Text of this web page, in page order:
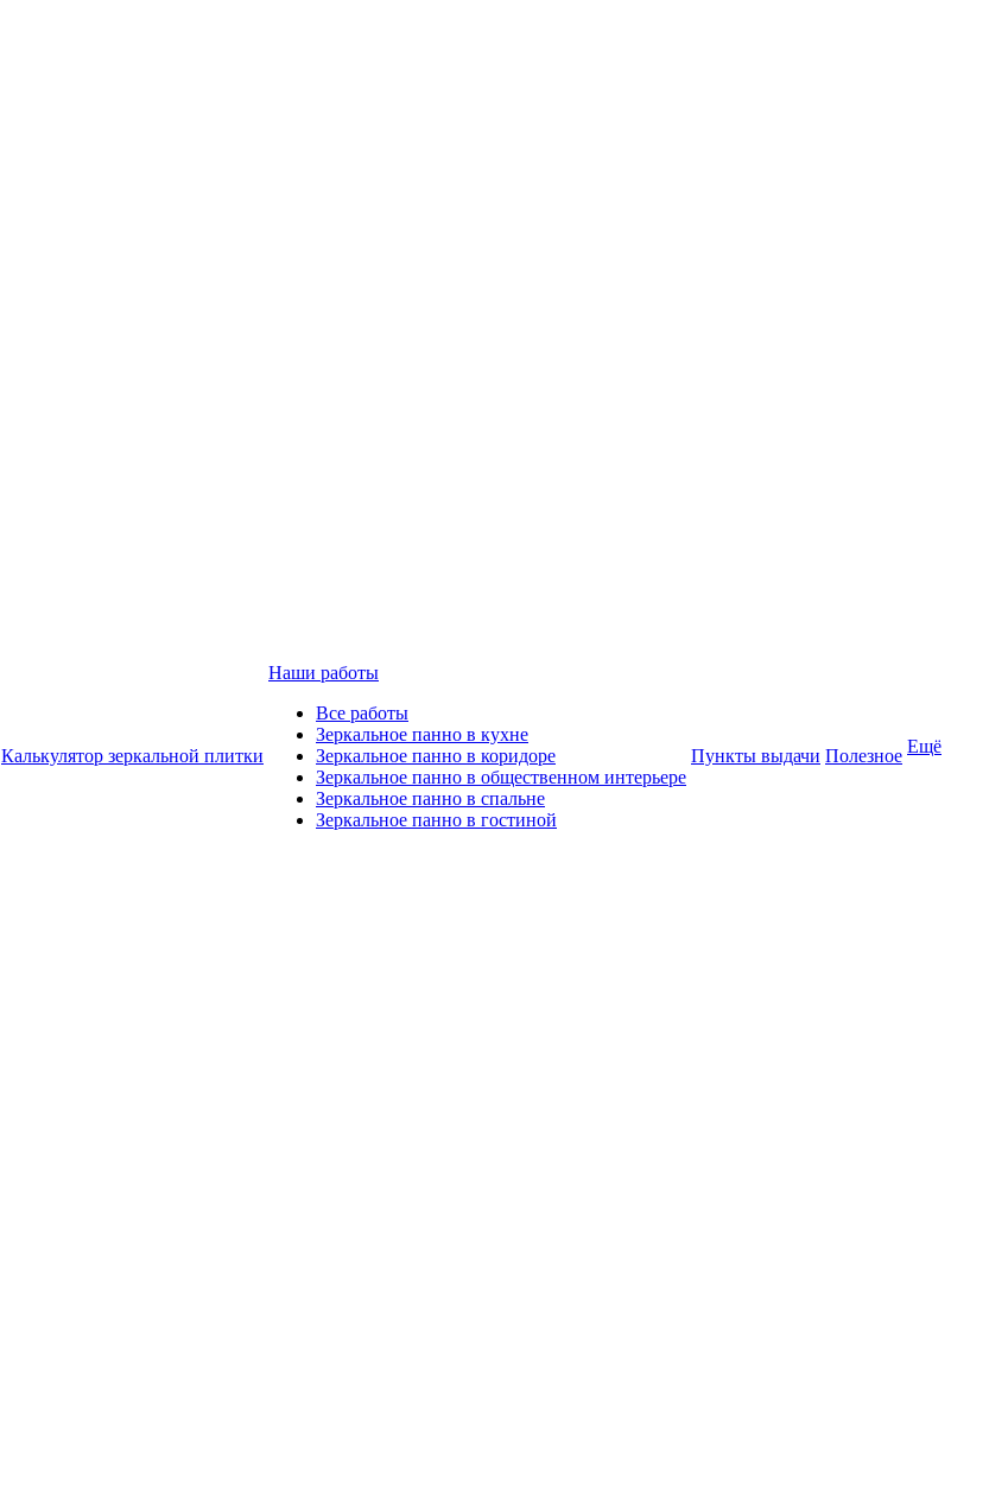
Калькулятор зеркальной плитки
Наши работы
Все работы
Зеркальное панно в кухне
Зеркальное панно в коридоре
Зеркальное панно в общественном интерьере
Зеркальное панно в спальне
Зеркальное панно в гостиной
Пункты выдачи Полезное Ещё